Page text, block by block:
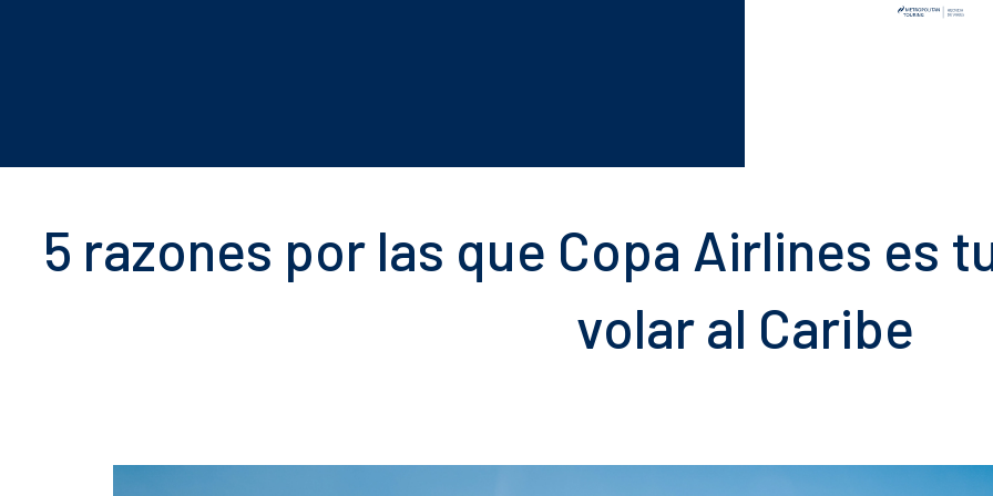
5 razones por las que Copa Airlines es
volar al Caribe